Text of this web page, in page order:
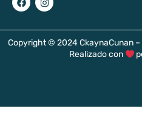
Copyright © 2024 CkaynaCunan
Realizado con